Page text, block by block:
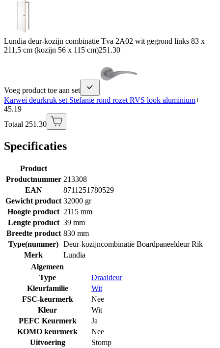
Lundia deur-kozijn combinatie Tva 2A02 wit gegrond links 83 x
211,5 cm (kozijn 56 x 115 cm)251.30
Voeg product toe aan set
Karwei deurkruk set Stefanie rond rozet RVS look aluminium+
45.19
Totaal 251.30
Specificaties
Product
Productnummer 213308
EAN
8711251780529
Gewicht product 32000 gr
Hoogte product 2115 mm
Lengte product 39 mm
Breedte product 830 mm
Type(nummer) Deur-kozijncombinatie Boardpaneeldeur Rik
Merk
Lundia
Algemeen
Type
Draaideur
Kleurfamilie
Wit
FSC-keurmerk
Nee
Kleur
Wit
PEFC Keurmerk
Ja
KOMO keurmerk
Nee
Uitvoering
Stomp